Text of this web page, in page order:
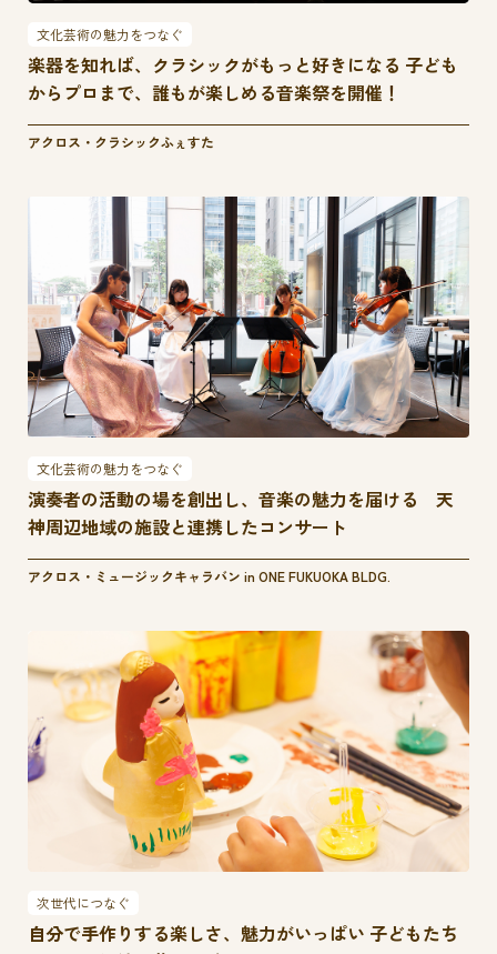
文化芸術の魅力をつなぐ
楽器を知れば、クラシックがもっと好きになる 子ども
からプロまで、誰もが楽しめる音楽祭を開催！
アクロス・クラシックふぇすた
文化芸術の魅力をつなぐ
演奏者の活動の場を創出し、音楽の魅力を届ける 天
神周辺地域の施設と連携したコンサート
アクロス・ミュージックキャラバン in ONE FUKUOKA BLDG.
次世代につなぐ
自分で手作りする楽しさ、魅力がいっぱい 子どもたち